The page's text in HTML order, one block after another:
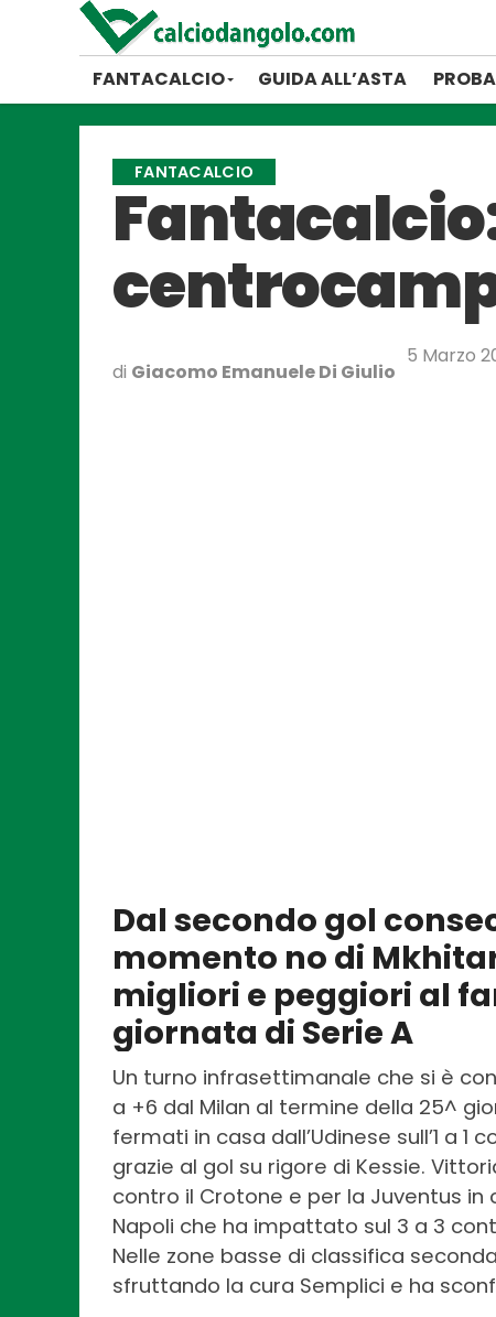
FANTACALCIO GUIDA ALL’ASTA
FANTACALCIO
di Giacomo Emanuele Di Giulio
5 Marzo
Dal secondo gol
momento no di
migliori e peggiori al
giornata di Serie A
Un turno infrasettimanale che si è
a +6 dal Milan al termine della 25^
fermati in casa dall’Udinese sull’1 a
grazie al gol su rigore di Kessie.
contro il Crotone e per la Juventus in
Napoli che ha impattato sul 3 a 3
Nelle zone basse di classifica
sfruttando la cura Semplici e ha